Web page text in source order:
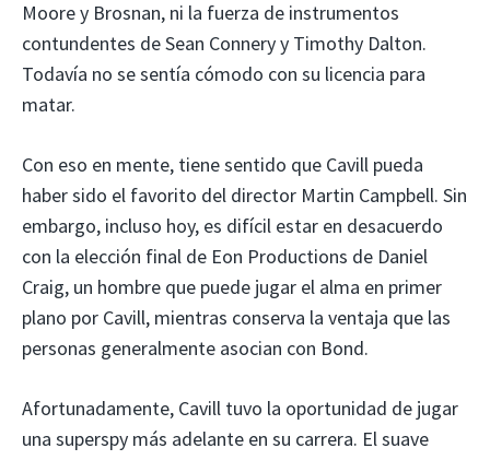
Moore y Brosnan, ni la fuerza de instrumentos
contundentes de Sean Connery y Timothy Dalton.
Todavía no se sentía cómodo con su licencia para
matar.
Con eso en mente, tiene sentido que Cavill pueda
haber sido el favorito del director Martin Campbell. Sin
embargo, incluso hoy, es difícil estar en desacuerdo
con la elección final de Eon Productions de Daniel
Craig, un hombre que puede jugar el alma en primer
plano por Cavill, mientras conserva la ventaja que las
personas generalmente asocian con Bond.
Afortunadamente, Cavill tuvo la oportunidad de jugar
una superspy más adelante en su carrera. El suave